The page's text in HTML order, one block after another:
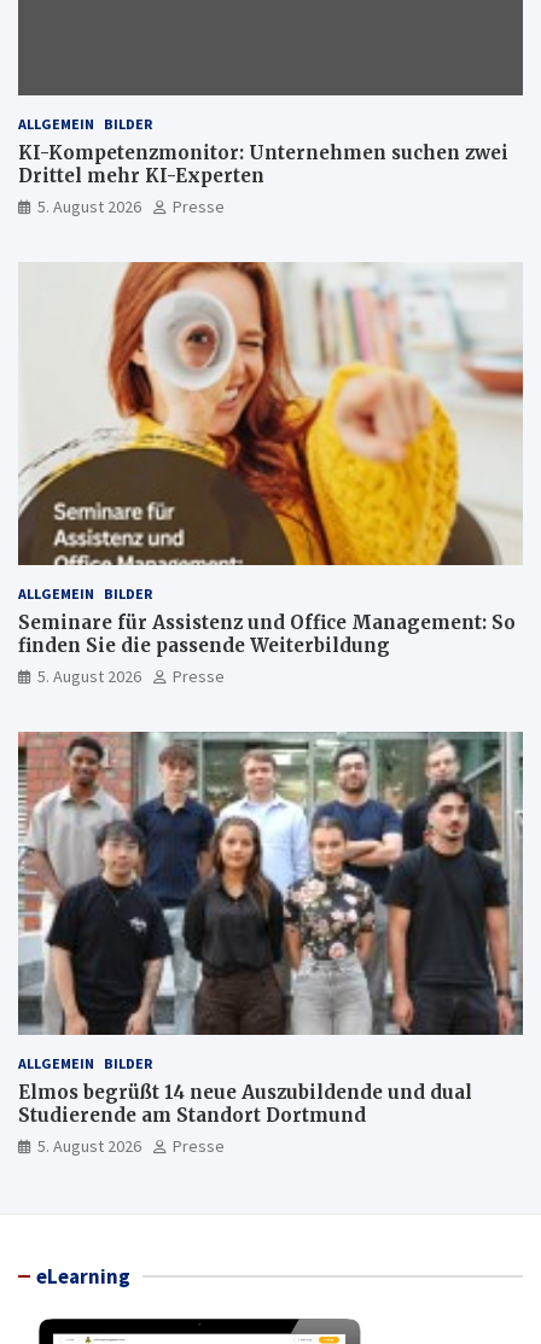
ALLGEMEIN BILDER
KI-Kompetenzmonitor: Unternehmen suchen zwei
Drittel mehr KI-Experten
5. August 2026 Presse
ALLGEMEIN BILDER
Seminare für Assistenz und Office Management: So
finden Sie die passende Weiterbildung
5. August 2026 Presse
ALLGEMEIN BILDER
Elmos begrüßt 14 neue Auszubildende und dual
Studierende am Standort Dortmund
5. August 2026 Presse
eLearning